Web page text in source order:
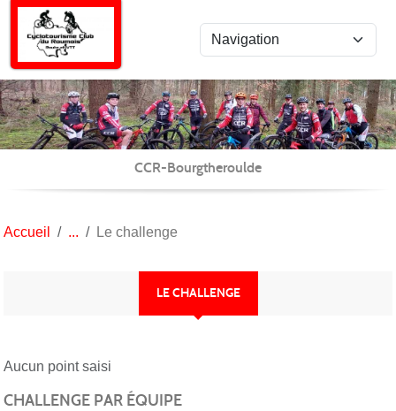
CCR-Bourgtheroulde
Accueil Le challenge
LE CHALLENGE
Aucun point saisi
CHALLENGE PAR ÉQUIPE
Panneau de gestion des cookies